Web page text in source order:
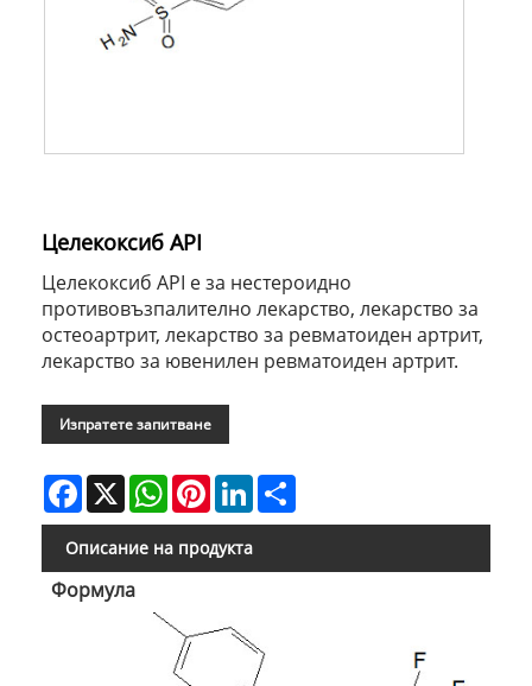
Целекоксиб API
Целекоксиб API е за нестероидно
противовъзпалително лекарство, лекарство за
остеоартрит, лекарство за ревматоиден артрит,
лекарство за ювенилен ревматоиден артрит.
Изпратете запитване
Facebook
X WhatsAppPinterestLinkedIn
Описание на продукта
Формула